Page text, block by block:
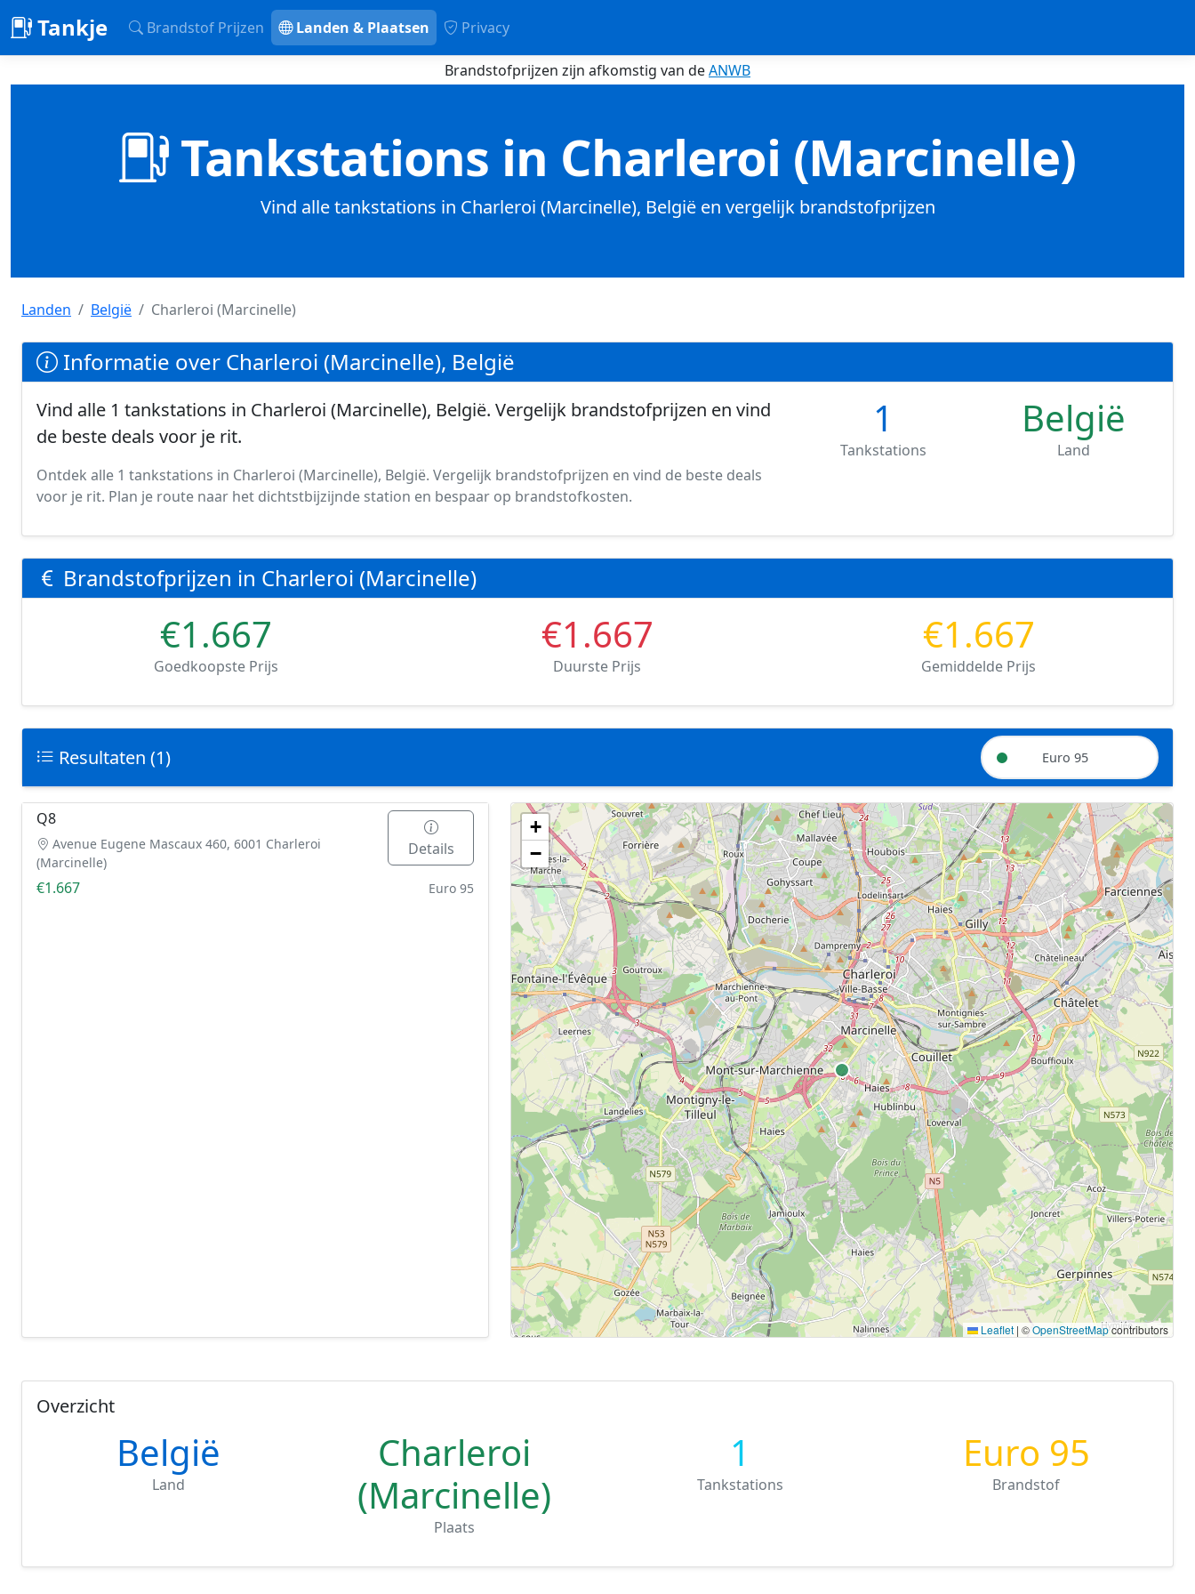
Tankje Brandstof Prijzen Landen & Plaatsen Privacy
Brandstofprijzen zijn afkomstig van deANWB
Tankstations in Charleroi (Marcinelle)
Vind alle tankstations in Charleroi (Marcinelle), België en vergelijk brandstofprijzen
Landen België Charleroi (Marcinelle)
Informatie over Charleroi (Marcinelle), België
Vind alle 1 tankstations in Charleroi (Marcinelle), België. Vergelijk brandstofprijzen en vind
de beste deals voor je rit.
Ontdek alle 1 tankstations in Charleroi (Marcinelle), België. Vergelijk brandstofprijzen en vind de beste deals
voor je rit. Plan je route naar het dichtstbijzijnde station en bespaar op brandstofkosten.
1
Tankstations
België
Land
Brandstofprijzen in Charleroi (Marcinelle)
€1.667
Goedkoopste Prijs
€1.667
Duurste Prijs
€1.667
Gemiddelde Prijs
Resultaten (1) Euro 95
Geen tankstations met locatiegegevens gevonden.
De kaart kan niet worden weergegeven zonder GPS coördinaten.
+
−
Leaflet | ©OpenStreetMapcontributors
Q8
Avenue Eugene Mascaux 460, 6001 Charleroi
(Marcinelle)
Details
€1.667
Euro 95
Overzicht
België
Land
Charleroi
(Marcinelle)
Plaats
1
Tankstations
Euro 95
Brandstof